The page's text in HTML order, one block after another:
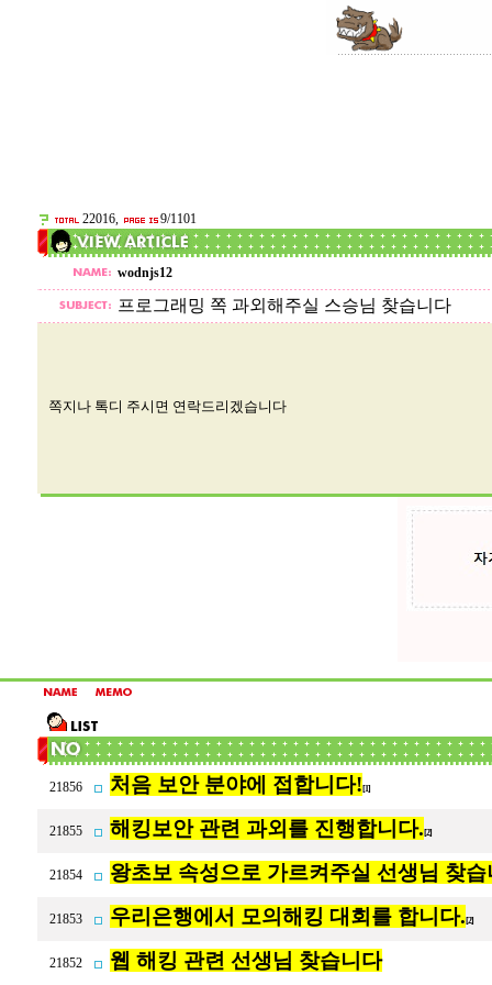
22016, 9/1101
wodnjs12
프로그래밍 쪽 과외해주실 스승님 찾습니다
쪽지나 톡디 주시면 연락드리겠습니다
21856 처음 보안 분야에 접합니다! [1]
21855 해킹보안 관련 과외를 진행합니다. [2]
21854 왕초보 속성으로 가르켜주실 선생님 찾습
21853 우리은행에서 모의해킹 대회를 합니다. [2]
21852 웹 해킹 관련 선생님 찾습니다